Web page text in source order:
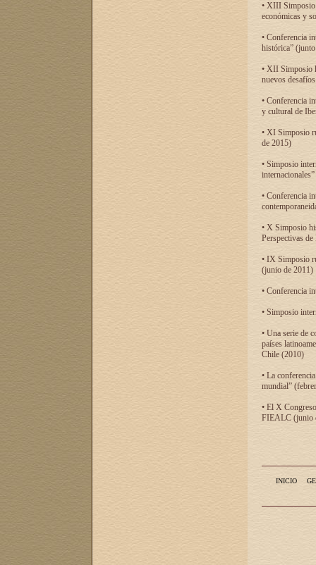
• XIII Simposio
económicas y
• Conferencia
histórica”
• XII Simposio
nuevos
• Conferencia
y cultural de
• XI Simposio
de 2015)
• Simposio
• Conferencia
• X Simposio
Perspectivas
• IX Simposio
(junio de 2011)
• Conferencia
• Simposio
• Una serie de
países
Chile (2010)
• La
mundial”
• El X
FIEALC (junio
INICIO